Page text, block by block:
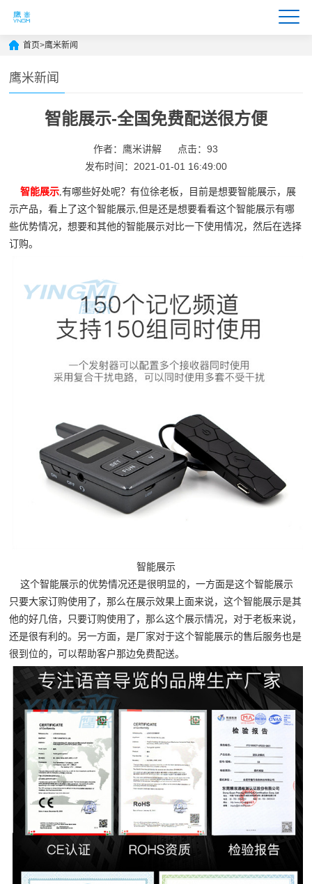
首页>鹰米新闻
鹰米新闻
智能展示-全国免费配送很方便
作者：鹰米讲解
点击：93
发布时间：2021-01-01 16:49:00
智能展示,有哪些好处呢？有位徐老板，目前是想要智能展示，展
示产品，看上了这个智能展示,但是还是想要看看这个智能展示有哪
些优势情况，想要和其他的智能展示对比一下使用情况，然后在选择
订购。
智能展示
这个智能展示的优势情况还是很明显的，一方面是这个智能展示
只要大家订购使用了，那么在展示效果上面来说，这个智能展示是其
他的好几倍，只要订购使用了，那么这个展示情况，对于老板来说，
还是很有利的。另一方面，是厂家对于这个智能展示的售后服务也是
很到位的，可以帮助客户那边免费配送。